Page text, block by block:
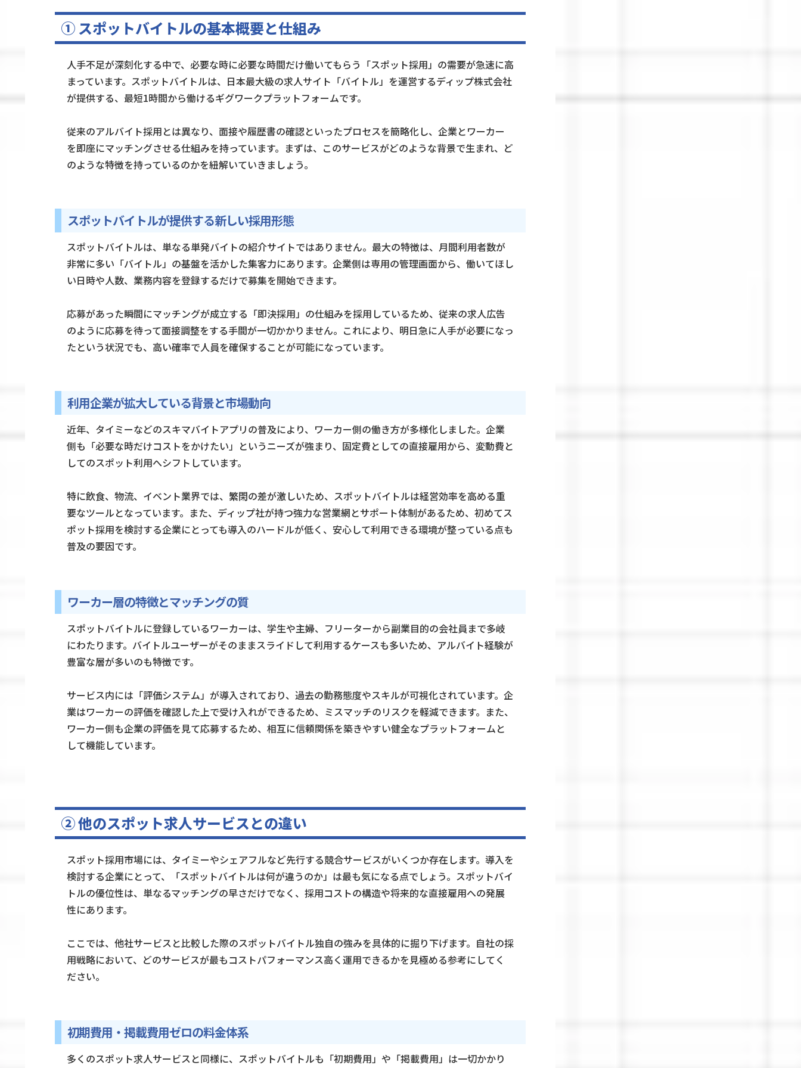
① スポットバイトルの基本概要と仕組み
人手不足が深刻化する中で、必要な時に必要な時間だけ働いてもらう「スポット採用」の需要が急速に高
まっています。スポットバイトルは、日本最大級の求人サイト「バイトル」を運営するディップ株式会社
が提供する、最短1時間から働けるギグワークプラットフォームです。
従来のアルバイト採用とは異なり、面接や履歴書の確認といったプロセスを簡略化し、企業とワーカー
を即座にマッチングさせる仕組みを持っています。まずは、このサービスがどのような背景で生まれ、ど
のような特徴を持っているのかを紐解いていきましょう。
スポットバイトルが提供する新しい採用形態
スポットバイトルは、単なる単発バイトの紹介サイトではありません。最大の特徴は、月間利用者数が
非常に多い「バイトル」の基盤を活かした集客力にあります。企業側は専用の管理画面から、働いてほし
い日時や人数、業務内容を登録するだけで募集を開始できます。
応募があった瞬間にマッチングが成立する「即決採用」の仕組みを採用しているため、従来の求人広告
のように応募を待って面接調整をする手間が一切かかりません。これにより、明日急に人手が必要になっ
たという状況でも、高い確率で人員を確保することが可能になっています。
利用企業が拡大している背景と市場動向
近年、タイミーなどのスキマバイトアプリの普及により、ワーカー側の働き方が多様化しました。企業
側も「必要な時だけコストをかけたい」というニーズが強まり、固定費としての直接雇用から、変動費と
してのスポット利用へシフトしています。
特に飲食、物流、イベント業界では、繁閑の差が激しいため、スポットバイトルは経営効率を高める重
要なツールとなっています。また、ディップ社が持つ強力な営業網とサポート体制があるため、初めてス
ポット採用を検討する企業にとっても導入のハードルが低く、安心して利用できる環境が整っている点も
普及の要因です。
ワーカー層の特徴とマッチングの質
スポットバイトルに登録しているワーカーは、学生や主婦、フリーターから副業目的の会社員まで多岐
にわたります。バイトルユーザーがそのままスライドして利用するケースも多いため、アルバイト経験が
豊富な層が多いのも特徴です。
サービス内には「評価システム」が導入されており、過去の勤務態度やスキルが可視化されています。企
業はワーカーの評価を確認した上で受け入れができるため、ミスマッチのリスクを軽減できます。また、
ワーカー側も企業の評価を見て応募するため、相互に信頼関係を築きやすい健全なプラットフォームと
して機能しています。
② 他のスポット求人サービスとの違い
スポット採用市場には、タイミーやシェアフルなど先行する競合サービスがいくつか存在します。導入を
検討する企業にとって、「スポットバイトルは何が違うのか」は最も気になる点でしょう。スポットバイ
トルの優位性は、単なるマッチングの早さだけでなく、採用コストの構造や将来的な直接雇用への発展
性にあります。
ここでは、他社サービスと比較した際のスポットバイトル独自の強みを具体的に掘り下げます。自社の採
用戦略において、どのサービスが最もコストパフォーマンス高く運用できるかを見極める参考にしてく
ださい。
初期費用・掲載費用ゼロの料金体系
多くのスポット求人サービスと同様に、スポットバイトルも「初期費用」や「掲載費用」は一切かかり